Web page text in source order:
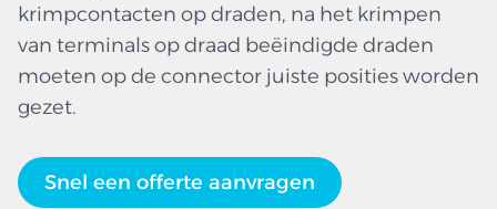
krimpcontacten op draden, na het krimpen
van terminals op draad beëindigde draden
moeten op de connector juiste posities worden
gezet.
Snel een offerte aanvragen